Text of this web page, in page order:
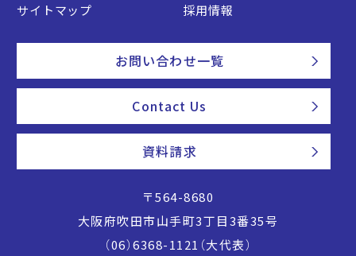
サイトマップ
採用情報
お問い合わせ一覧
Contact Us
資料請求
〒564-8680
大阪府吹田市山手町3丁目3番35号
（06）6368-1121（大代表）